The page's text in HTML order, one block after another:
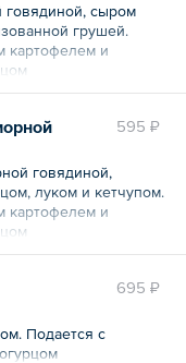
говядиной, сыром
грушей.
картофелем и
595 ₽
говядиной,
луком и кетчупом.
картофелем и
695 ₽
Подается с